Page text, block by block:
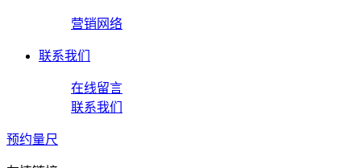
营销网络
联系我们
在线留言
联系我们
预约量尺